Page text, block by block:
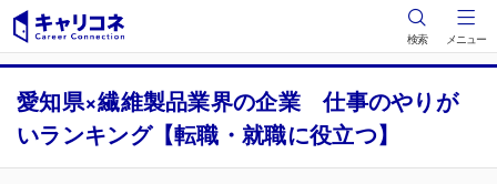
検索 メニュー
愛知県×繊維製品業界の企業 仕事のやりが
いランキング【転職・就職に役立つ】